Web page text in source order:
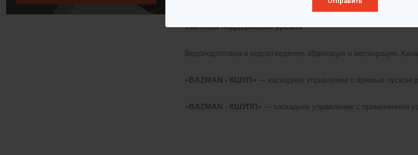
Системы поддержания уровня
Водоподготовка и водоотведение. Ирригация и мелиорация.
«BAZMAN - КШУП» — каскадное управление с прямым пуском
«BAZMAN - КШУПП» — каскадное управление с применением